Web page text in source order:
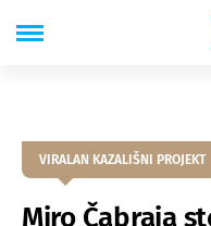
VIRALAN KAZALIŠNI PROJEKT
Miro Čabraja